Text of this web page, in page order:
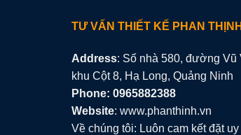
TƯ VẤN THIẾT KẾ PHAN THỊNH
Address: Số nhà 580, đường Vũ
khu Cột 8, Hạ Long, Quảng Ninh
Phone: 0965882388
Website: www.phanthinh.vn
Về chúng tôi: Luôn cam kết đặt